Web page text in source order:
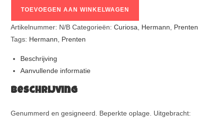
TOEVOEGEN AAN WINKELWAGEN
Artikelnummer: N/B Categorieën:Curiosa, Hermann, Prenten
Tags: Hermann, Prenten
Beschrijving
Aanvullende informatie
Beschrijving
Genummerd en gesigneerd. Beperkte oplage. Uitgebracht: